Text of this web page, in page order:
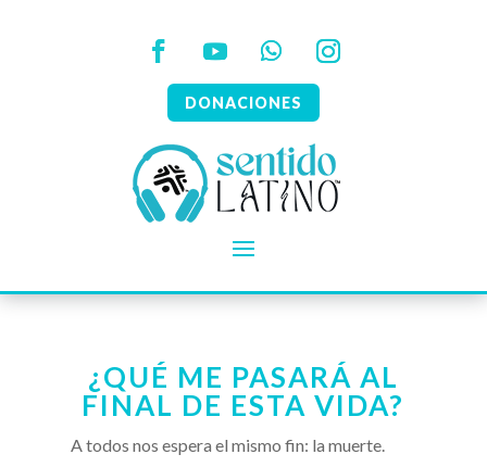
DONACIONES
¿QUÉ ME PASARÁ AL
FINAL DE ESTA VIDA?
A todos nos espera el mismo fin: la muerte.